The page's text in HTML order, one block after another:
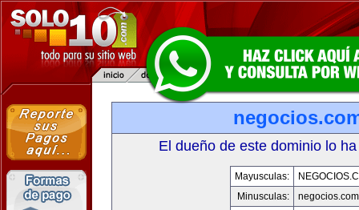
El dueño de este dominio lo
Mayusculas:
Minusculas: